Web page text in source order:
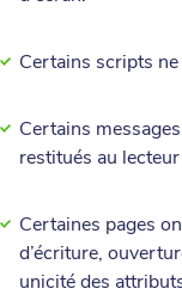
Certains scripts
Certains
restitués au
Certaines pages
d’écriture,
unicité des